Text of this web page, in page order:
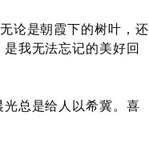
论是朝霞下的树叶，还
我无法忘记的美好回
总是给人以希冀。喜